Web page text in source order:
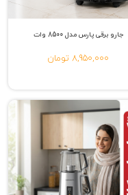
جارو برقی پارس مدل 8500 وات
8,950,000 تومان